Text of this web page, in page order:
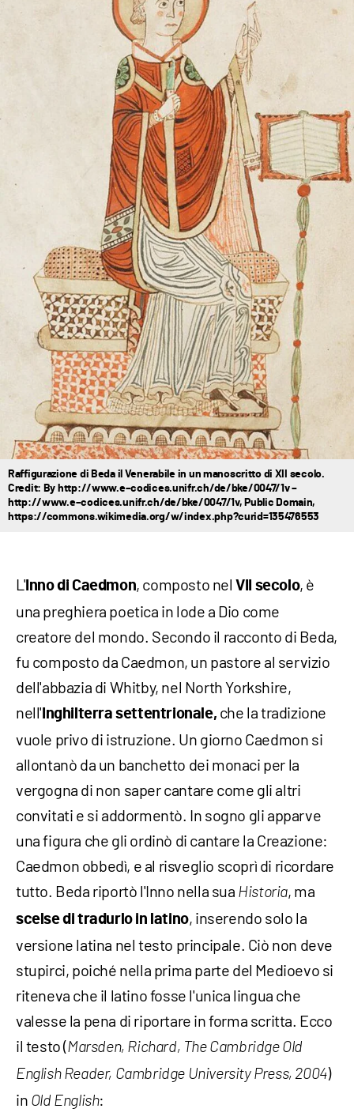
Raffigurazione di Beda il Venerabile in un manoscritto di XII secolo.
Credit: By http://www.e–codices.unifr.ch/de/bke/0047/1v –
http://www.e–codices.unifr.ch/de/bke/0047/1v, Public Domain,
https://commons.wikimedia.org/w/index.php?curid=135476553
L' Inno di Caedmon, composto nelVII secolo, è
una preghiera poetica in lode a Dio come
creatore del mondo. Secondo il racconto di Beda,
fu composto da Caedmon, un pastore al servizio
dell'abbazia di Whitby, nel North Yorkshire,
nell' Inghilterra settentrionale, che la tradizione
vuole privo di istruzione. Un giorno Caedmon si
allontanò da un banchetto dei monaci per la
vergogna di non saper cantare come gli altri
convitati e si addormentò. In sogno gli apparve
una figura che gli ordinò di cantare la Creazione:
Caedmon obbedì, e al risveglio scoprì di ricordare
tutto. Beda riportò l'Inno nella sua Historia, ma
scelse di tradurlo in latino, inserendo solo la
versione latina nel testo principale. Ciò non deve
stupirci, poiché nella prima parte del Medioevo si
riteneva che il latino fosse l'unica lingua che
valesse la pena di riportare in forma scritta. Ecco
il testo (Marsden, Richard, The Cambridge Old
English Reader, Cambridge University Press, 2004)
in Old English: